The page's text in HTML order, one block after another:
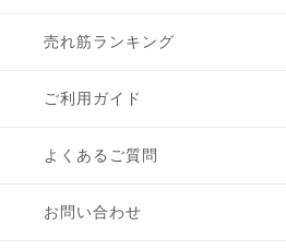
売れ筋ランキング
ご利用ガイド
よくあるご質問
お問い合わせ